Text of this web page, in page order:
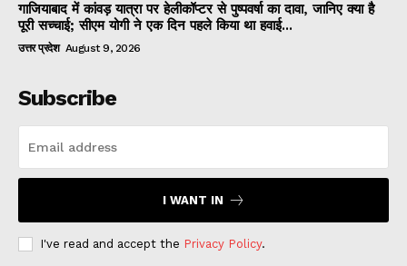
गाजियाबाद में कांवड़ यात्रा पर हेलीकॉप्टर से पुष्पवर्षा का दावा, जानिए क्या है
पूरी सच्चाई; सीएम योगी ने एक दिन पहले किया था हवाई...
उत्तर प्रदेश August 9, 2026
Subscribe
I WANT IN
I've read and accept the Privacy Policy.